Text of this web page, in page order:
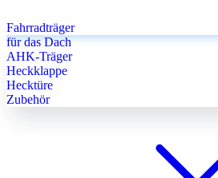
Fahrradträger
für das Dach
AHK-Träger
Heckklappe
Hecktüre
Zubehör